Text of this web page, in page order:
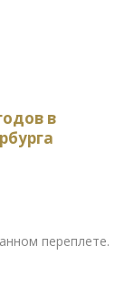
в
переплете.